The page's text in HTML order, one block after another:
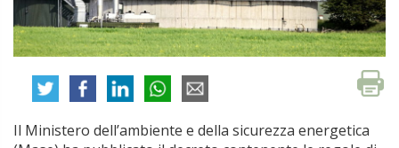
Il Ministero dell’ambiente e della sicurezza energetica